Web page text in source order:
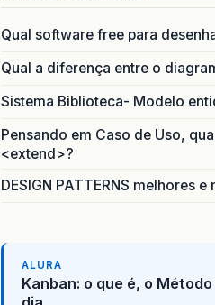
Qual software free para
Qual a diferença entre o
Sistema Biblioteca- Modelo
Pensando em Caso de Uso,
<extend>?
DESIGN PATTERNS melhores
ALURA
Kanban: o que é, o